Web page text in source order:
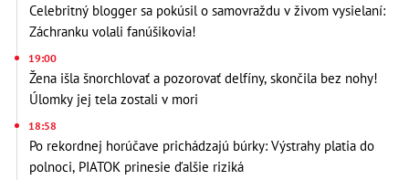
Celebritný blogger sa pokúsil o samovraždu v živom vysielaní:
Záchranku volali fanúšikovia!
19:00
Žena išla šnorchlovať a pozorovať delfíny, skončila bez nohy!
Úlomky jej tela zostali v mori
18:58
Po rekordnej horúčave prichádzajú búrky: Výstrahy platia do
polnoci, PIATOK prinesie ďalšie riziká